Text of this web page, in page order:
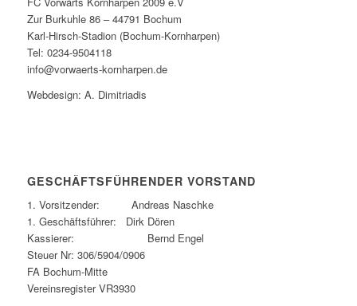
Zur Burkuhle 86 – 44791 Bochum
Karl-Hirsch-Stadion (Bochum-Kornharpen)
Tel: 0234-9504118
info@vorwaerts-kornharpen.de
Webdesign: A. Dimitriadis
GESCHÄFTSFÜHRENDER VORSTAND
1. Vorsitzender: Andreas Naschke
1. Geschäftsführer: Dirk Dören
Kassierer: Bernd Engel
Steuer Nr: 306/5904/0906
FA Bochum-Mitte
Vereinsregister VR3930